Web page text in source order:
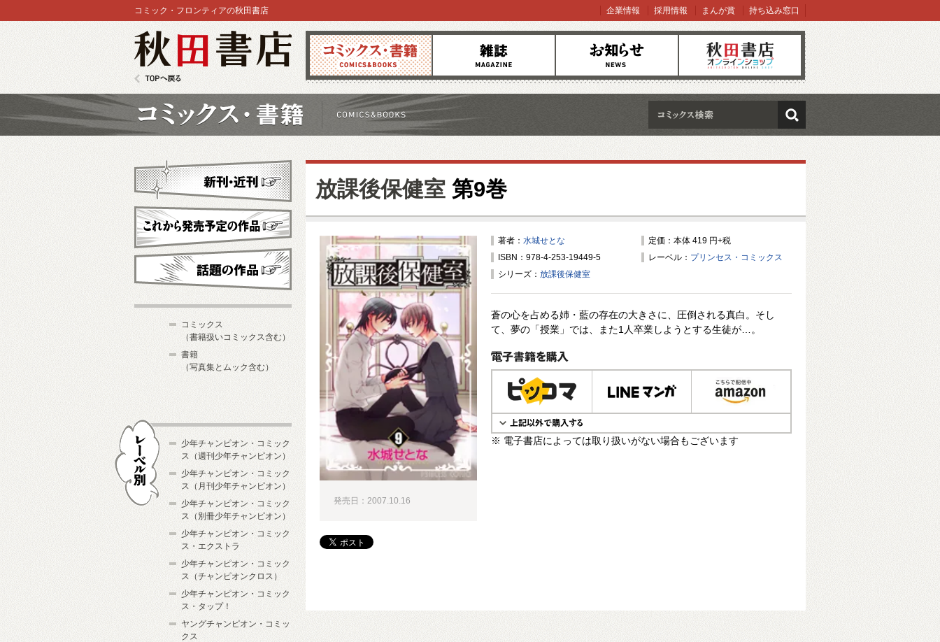
コミックス 雑誌 お知らせ オンラインショップ
コミック・フロンティアの秋田書店 企業情報 採用情報 まんが賞 持ち込み窓口
検索
放課後保健室 第9巻
著者： 水城せとな
定価：本体 419 円+税
ISBN：978-4-253-19449-5
レーベル： プリンセス・コミックス
シリーズ： 放課後保健室
蒼の心を占める姉・藍の存在の大きさに、圧倒される真白。そし
て、夢の「授業」では、また1人卒業しようとする生徒が…。
電子書籍で購入
※ 電子書店によっては取り扱いがない場合もございます
発売日：2007.10.16
新刊・近刊
これから発売予定
コミックス
（書籍扱いコミックス含む）
書籍
（写真集とムック含む）
少年チャンピオン・コミック
ス（週刊少年チャンピオン）
少年チャンピオン・コミック
ス（月刊少年チャンピオン）
少年チャンピオン・コミック
ス（別冊少年チャンピオン）
少年チャンピオン・コミック
ス・エクストラ
少年チャンピオン・コミック
ス（チャンピオンクロス）
少年チャンピオン・コミック
ス・タップ！
ヤングチャンピオン・コミッ
クス